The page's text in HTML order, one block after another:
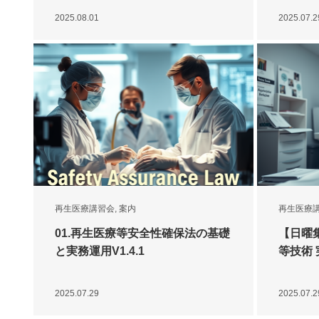
2025.08.01
再生医療講習会 案内
01.再生医療等安全性確保法の基礎
と実務運用V1.4.1
2025.07.29
再生医療
【日
等技術